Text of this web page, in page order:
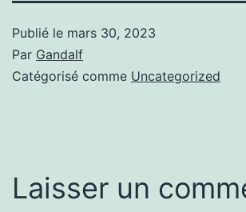
Publié le mars 30, 2023
Par Gandalf
Catégorisé comme Uncategorized
Laisser un